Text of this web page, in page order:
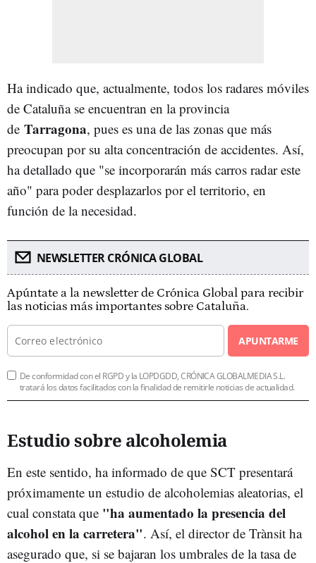
Ha indicado que, actualmente, todos los radares móviles
de Cataluña se encuentran en la provincia
de Tarragona, pues es una de las zonas que más
preocupan por su alta concentración de accidentes. Así,
ha detallado que "se incorporarán más carros radar este
año" para poder desplazarlos por el territorio, en
función de la necesidad.
NEWSLETTER CRÓNICA GLOBAL
Apúntate a la newsletter de Crónica Global para recibir
las noticias más importantes sobre Cataluña.
APUNTARME
De conformidad con el RGPD y la LOPDGDD, CRÓNICA GLOBALMEDIA S.L.
tratará los datos facilitados con la finalidad de remitirle noticias de actualidad.
Estudio sobre alcoholemia
En este sentido, ha informado de que SCT presentará
próximamente un estudio de alcoholemias aleatorias, el
cual constata que "ha aumentado la presencia del
alcohol en la carretera". Así, el director de Trànsit ha
asegurado que, si se bajaran los umbrales de la tasa de